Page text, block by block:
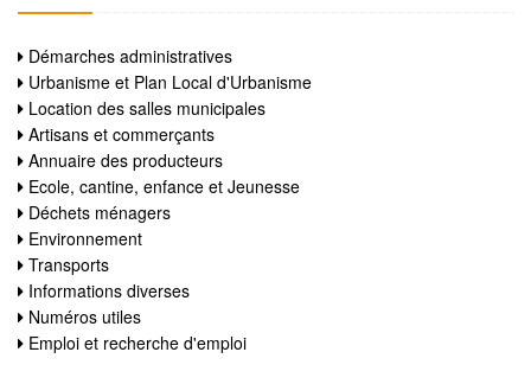
Démarches administratives
Urbanisme et Plan Local d'Urbanisme
Location des salles municipales
Artisans et commerçants
Annuaire des producteurs
Ecole, cantine, enfance et Jeunesse
Déchets ménagers
Environnement
Transports
Informations diverses
Numéros utiles
Emploi et recherche d'emploi